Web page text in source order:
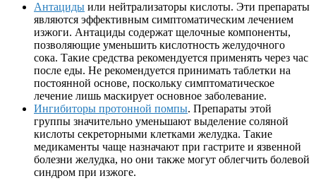
Антациды или нейтрализаторы кислоты. Эти препараты
являются эффективным симптоматическим лечением
изжоги. Антациды содержат щелочные компоненты,
позволяющие уменьшить кислотность желудочного
сока. Такие средства рекомендуется применять через час
после еды. Не рекомендуется принимать таблетки на
постоянной основе, поскольку симптоматическое
лечение лишь маскирует основное заболевание.
Ингибиторы протонной помпы. Препараты этой
группы значительно уменьшают выделение соляной
кислоты секреторными клетками желудка. Такие
медикаменты чаще назначают при гастрите и язвенной
болезни желудка, но они также могут облегчить болевой
синдром при изжоге.